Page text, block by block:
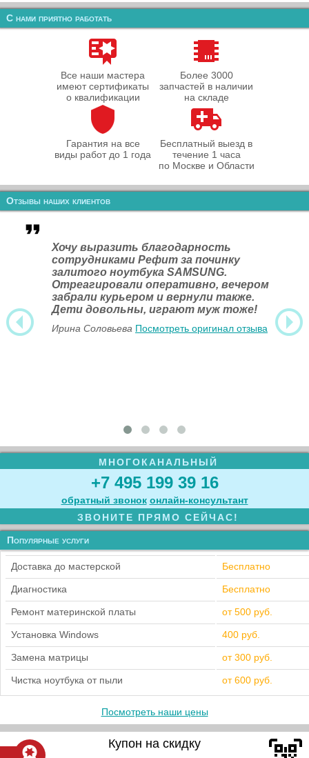
С нами приятно работать
Все наши мастера
имеют сертификаты
о квалификации
Более 3000
запчастей в наличии
на складе
Гарантия на все
виды работ до 1 года
Бесплатный выезд в
течение 1 часа
по Москве и Области
Отзывы наших клиентов
Хочу выразить благодарность
сотрудниками Рефит за починку
залитого ноутбука SAMSUNG.
Отреагировали оперативно, вечером
забрали курьером и вернули также.
Дети довольны, играют муж тоже!
Ирина Соловьева Посмотреть оригинал отзыва
МНОГОКАНАЛЬНЫЙ
+7 495 199 39 16
обратный звонок онлайн‑консультант
ЗВОНИТЕ ПРЯМО СЕЙЧАС!
Популярные услуги
Доставка до мастерской Бесплатно
Диагностика Бесплатно
Ремонт материнской платы от 500 руб.
Установка Windows 400 руб.
Замена матрицы от 300 руб.
Чистка ноутбука от пыли от 600 руб.
Посмотреть наши цены
Купон на скидку